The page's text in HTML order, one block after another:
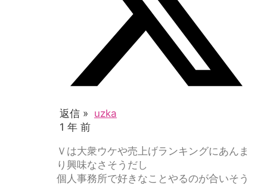
返信 » uzka
1 年 前
Ｖは大衆ウケや売上げランキングにあんま
り興味なさそうだし
個人事務所で好きなことやるのが合いそう